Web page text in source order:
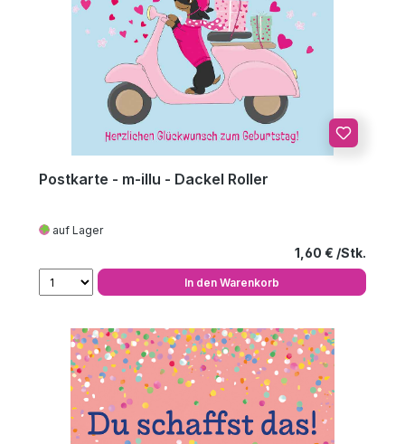
Postkarte - m-illu - Dackel Roller
auf Lager
Regulärer
1,60 €
In den Warenkorb